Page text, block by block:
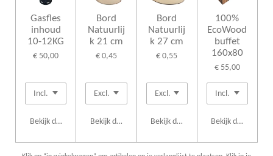
Gasfles
inhoud
10-12KG
€ 50,00
Bekijk details
Bord
Natuurlij
k 21 cm
€ 0,45
Bekijk details
Bord
Natuurlij
k 27 cm
€ 0,55
Bekijk details
100%
EcoWood
buffet
160x80
€ 55,00
Bekijk details